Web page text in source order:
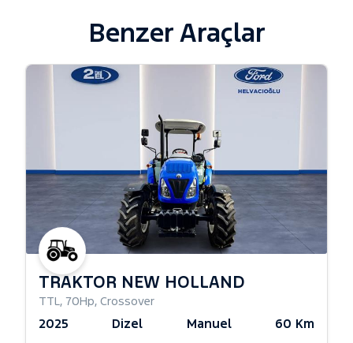
Benzer Araçlar
TRAKTÖR NEW HOLLAND
TTL, 70Hp, Crossover
2025 Dizel Manuel 60 Km